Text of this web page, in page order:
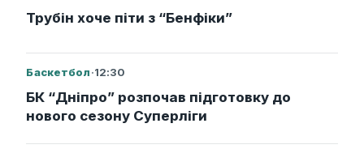
Трубін хоче піти з “Бенфіки”
Баскетбол·12:30
БК “Дніпро” розпочав підготовку до
нового сезону Суперліги